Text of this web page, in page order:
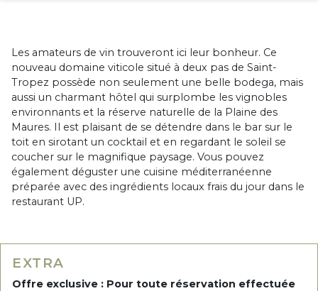
Les amateurs de vin trouveront ici leur bonheur. Ce
nouveau domaine viticole situé à deux pas de Saint-
Tropez possède non seulement une belle bodega, mais
aussi un charmant hôtel qui surplombe les vignobles
environnants et la réserve naturelle de la Plaine des
Maures. Il est plaisant de se détendre dans le bar sur le
toit en sirotant un cocktail et en regardant le soleil se
coucher sur le magnifique paysage. Vous pouvez
également déguster une cuisine méditerranéenne
préparée avec des ingrédients locaux frais du jour dans le
restaurant UP.
EXTRA
Offre exclusive : Pour toute réservation effectuée